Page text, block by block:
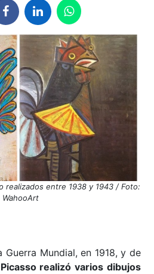
realizados entre 1938 y 1943 / Foto:
WahooArt
Mundial, en 1918, y de
Picasso realizó varios dibujos